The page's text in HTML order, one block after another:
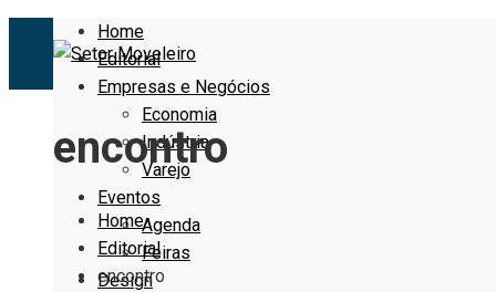
Home
Editorial
Empresas e Negócios
Economia
Indústria
Varejo
Eventos
Agenda
Feiras
Design
encontro
Home
Editorial
encontro